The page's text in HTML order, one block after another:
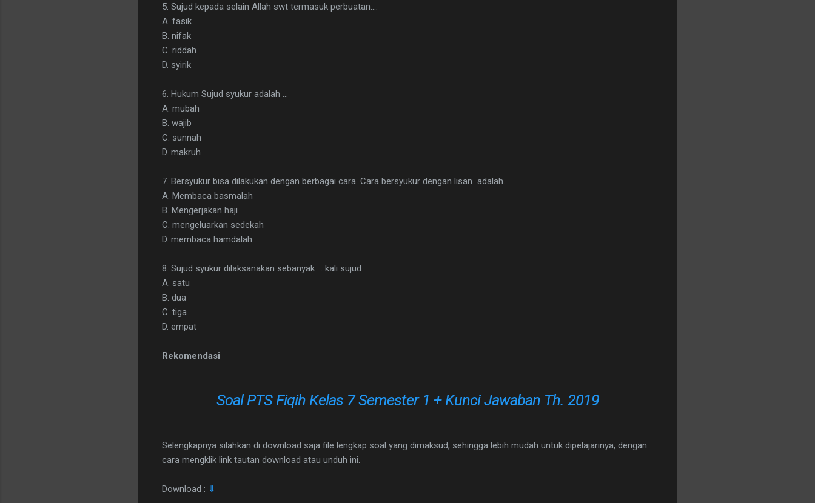
5. Sujud kepada selain Allah swt termasuk perbuatan....
A. fasik
B. nifak
C. riddah
D. syirik
6. Hukum Sujud syukur adalah …
A. mubah
B. wajib
C. sunnah
D. makruh
7. Bersyukur bisa dilakukan dengan berbagai cara. Cara bersyukur dengan lisan adalah…
A. Membaca basmalah
B. Mengerjakan haji
C. mengeluarkan sedekah
D. membaca hamdalah
8. Sujud syukur dilaksanakan sebanyak ... kali sujud
A. satu
B. dua
C. tiga
D. empat
Rekomendasi
Soal PTS Fiqih Kelas 7 Semester 1 + Kunci Jawaban Th. 2019
Selengkapnya silahkan di download saja file lengkap soal yang dimaksud, sehingga lebih mudah untuk dipelajarinya, dengan
cara mengklik link tautan download atau unduh ini.
Download : ⇓